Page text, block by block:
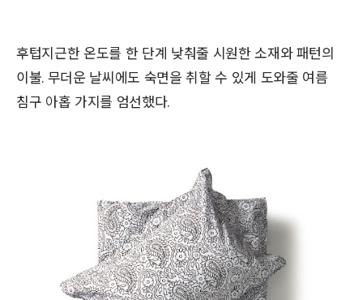
후텁지근한 온도를 한 단계 낮춰줄 시원한 소재와 패턴의
이불. 무더운 날씨에도 숙면을 취할 수 있게 도와줄 여름
침구 아홉 가지를 엄선했다.